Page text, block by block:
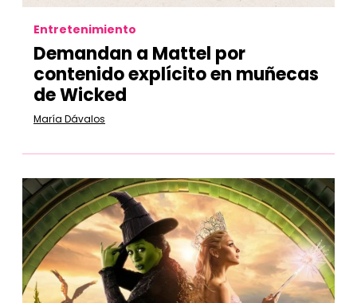
Entretenimiento
Demandan a Mattel por
contenido explícito en muñecas
de Wicked
María Dávalos